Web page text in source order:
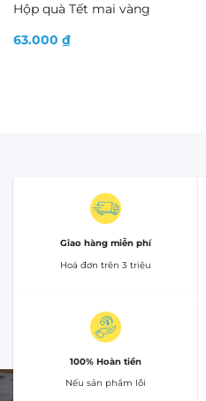
Hộp quà Tết mai vàng
63.000 ₫
Giao hàng miễn phí
Hoá đơn trên 3 triệu
100% Hoàn tiền
Nếu sản phẩm lỗi